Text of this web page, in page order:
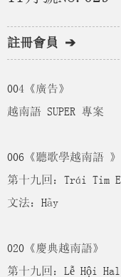
註冊會員 ➔
004《廣告》
越南語 SUPER 專案
006《聽歌學越南語 》
第十九回：Trái Tim
文法：Hãy
020《慶典越南語》
第十九回：Lễ Hội